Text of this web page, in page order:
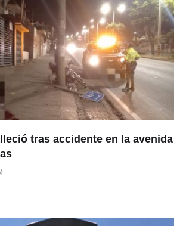
tras accidente en la avenida